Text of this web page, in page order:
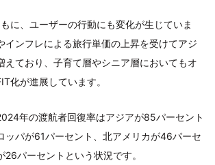
に、ユーザーの行動にも変化が生じていま
インフレによる旅行単価の上昇を受けてアジ
えており、子育て層やシニア層においてもオ
化が進展しています。
年の渡航者回復率はアジアが85パーセント
ッパが61パーセント、北アメリカが46パーセ
26パーセントという状況です。